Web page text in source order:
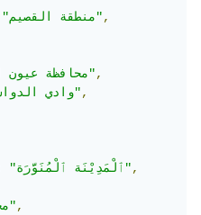
"منطقة القصيم",
"محافظة عيون الجواء",
"وادي الدواسر",
"ٱلْمَدِيْنَة ٱلْمُنَوَّرَة",
"محافظة الزلفي",